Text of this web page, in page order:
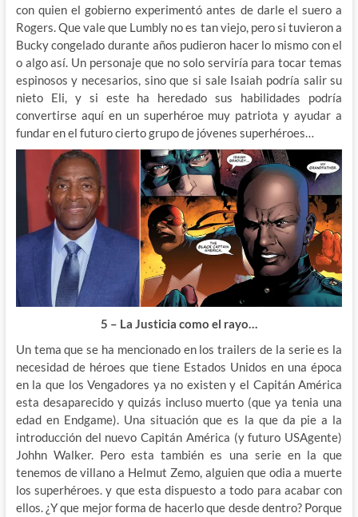
con quien el gobierno experimentó antes de darle el suero a
Rogers. Que vale que Lumbly no es tan viejo, pero si tuvieron a
Bucky congelado durante años pudieron hacer lo mismo con el
o algo así. Un personaje que no solo serviría para tocar temas
espinosos y necesarios, sino que si sale Isaiah podría salir su
nieto Eli, y si este ha heredado sus habilidades podría
convertirse aquí en un superhéroe muy patriota y ayudar a
fundar en el futuro cierto grupo de jóvenes superhéroes…
5 – La Justicia como el rayo…
Un tema que se ha mencionado en los trailers de la serie es la
necesidad de héroes que tiene Estados Unidos en una época
en la que los Vengadores ya no existen y el Capitán América
esta desaparecido y quizás incluso muerto (que ya tenia una
edad en Endgame). Una situación que es la que da pie a la
introducción del nuevo Capitán América (y futuro USAgente)
Johhn Walker. Pero esta también es una serie en la que
tenemos de villano a Helmut Zemo, alguien que odia a muerte
los superhéroes. y que esta dispuesto a todo para acabar con
ellos. ¿Y que mejor forma de hacerlo que desde dentro? Porque